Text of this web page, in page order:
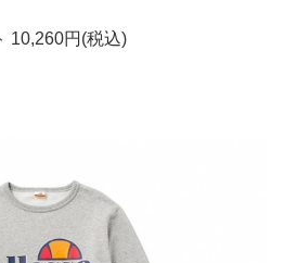
10,260円(税込)